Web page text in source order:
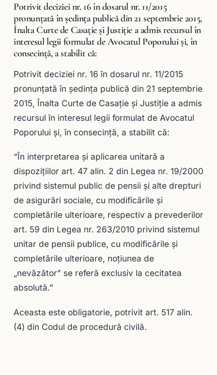
Potrivit deciziei nr. 16 în dosarul nr. 11/2015
pronunţată în şedinţa publică din 21 septembrie 2015,
Înalta Curte de Casaţie şi Justiţie a admis recursul în
interesul legii formulat de Avocatul Poporului și, în
consecință, a stabilit că:
Potrivit deciziei nr. 16 în dosarul nr. 11/2015
pronunţată în şedinţa publică din 21 septembrie
2015, Înalta Curte de Casaţie şi Justiţie a admis
recursul în interesul legii formulat de Avocatul
Poporului și, în consecință, a stabilit că:
“În interpretarea şi aplicarea unitară a
dispoziţiilor art. 47 alin. 2 din Legea nr. 19/2000
privind sistemul public de pensii şi alte drepturi
de asigurări sociale, cu modificările şi
completările ulterioare, respectiv a prevederilor
art. 59 din Legea nr. 263/2010 privind sistemul
unitar de pensii publice, cu modificările şi
completările ulterioare, noţiunea de
„nevăzător" se referă exclusiv la cecitatea
absolută.”
Aceasta este obligatorie, potrivit art. 517 alin.
(4) din Codul de procedură civilă.